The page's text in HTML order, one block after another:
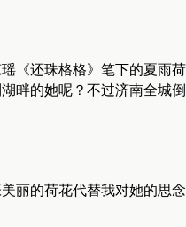
《还珠格格》笔下的夏雨荷
畔的她呢？不过济南全城倒
丽的荷花代替我对她的思念